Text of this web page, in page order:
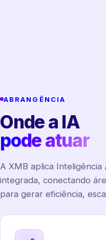
ABRANGÊNCIA
Onde a IA
pode atuar
A XMB aplica Inteligência
integrada, conectando
para gerar eficiência,